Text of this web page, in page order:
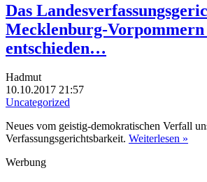
Das
Mecklenburg-
entschieden…
Hadmut
10.10.2017 21:57
Uncategorized
Neues vom geistig-demokratischen Verfall
Verfassungsgerichtsbarkeit. Weiterlesen »
Werbung